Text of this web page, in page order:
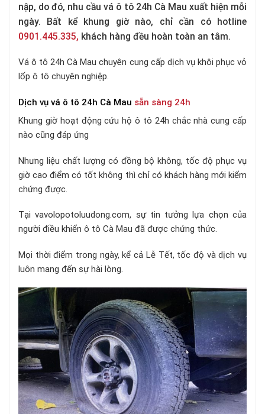
nập, do đó, nhu cầu vá ô tô 24h Cà Mau xuất hiện mỗi
ngày. Bất kể khung giờ nào, chỉ cần có hotline
0901.445.335, khách hàng đều hoàn toàn an tâm.
Vá ô tô 24h Cà Mau chuyên cung cấp dịch vụ khôi phục vỏ
lốp ô tô chuyên nghiệp.
Dịch vụ vá ô tô 24h Cà Mau sẵn sàng 24h
Khung giờ hoạt động cứu hộ ô tô 24h chắc nhà cung cấp
nào cũng đáp ứng
Nhưng liệu chất lượng có đồng bộ không, tốc độ phục vụ
giờ cao điểm có tốt không thì chỉ có khách hàng mới kiểm
chứng được.
Tại vavolopotoluudong.com, sự tin tưởng lựa chọn của
người điều khiển ô tô Cà Mau đã được chứng thức.
Mọi thời điểm trong ngày, kể cả Lễ Tết, tốc độ và dịch vụ
luôn mang đến sự hài lòng.